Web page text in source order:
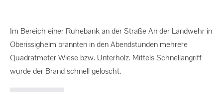
Im Bereich einer Ruhebank an der Straße An der Landwehr in
Oberissigheim brannten in den Abendstunden mehrere
Quadratmeter Wiese bzw. Unterholz. Mittels Schnellangriff
wurde der Brand schnell gelöscht.